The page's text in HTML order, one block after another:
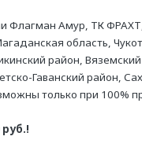
Флагман Амур, ТК
область,
район,
Гаванский район,
только при 100%